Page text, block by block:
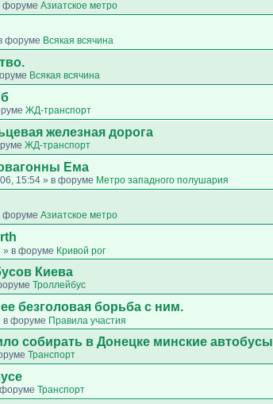
форуме Азиатское метро
форуме Всякая всячина
Всякая всячина
ЖД-транспорт
железная дорога
ЖД-транспорт
Ема
15:54 » в форуме Метро западного полушария
форуме Азиатское метро
» в форуме Кривой рог
Киева
Троллейбус
безголовая борьба с ним.
в форуме Правила участия
собирать в Донецке минские автобусы
Транспорт
Транспорт